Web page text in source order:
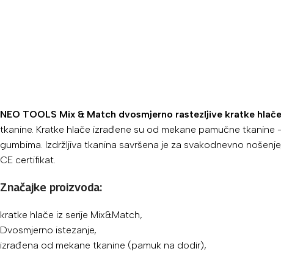
NEO TOOLS Mix & Match dvosmjerno rastezljive kratke
tkanine. Kratke hlače izrađene su od mekane pamučne
gumbima. Izdržljiva tkanina savršena je za svakodnevno
CE certifikat.
Značajke proizvoda:
kratke hlače iz serije Mix&Match,
Dvosmjerno istezanje,
izrađena od mekane tkanine (pamuk na dodir),